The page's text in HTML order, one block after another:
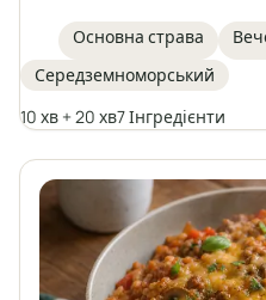
ситна – чудовий вибір
Основна страва
Середземноморський
10 хв + 20 хв7 Інгредієнти